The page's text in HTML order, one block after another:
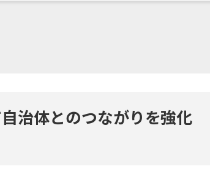
治体とのつながりを強化